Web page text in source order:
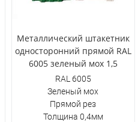
Металлический штакетник
односторонний прямой RAL
6005 зеленый мох 1,5
RAL 6005
Зеленый мох
Прямой рез
Толщина 0,4мм